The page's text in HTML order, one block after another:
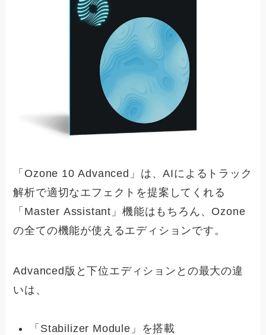
「Ozone 10 Advanced」は、AIによるトラック
解析で適切なエフェクトを提案してくれる
「Master Assistant」機能はもちろん、Ozone
の全ての機能が使えるエディションです。
Advanced版と下位エディションとの最大の違
いは、
「Stabilizer Module」を搭載